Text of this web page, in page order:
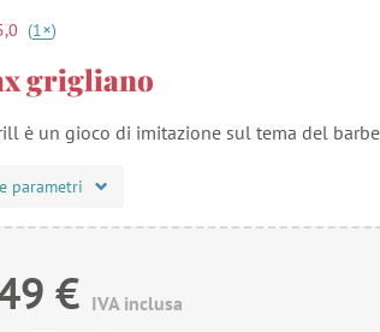
(1+)
grigliano
è un gioco di imitazione sul tema del
parametri
€ IVA inclusa